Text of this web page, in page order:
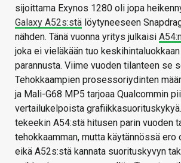
sijoittama Exynos 1280 oli jopa
Galaxy A52s:stä löytyneeseen
nähden. Tänä vuonna yritys julkaisi
joka ei vieläkään tuo
parannusta. Viime vuoden tilanteen se
Tehokkaampien prosessoriydinten
ja Mali-G68 MP5 tarjoaa Qualcommin
vertailukelpoista
tekeekin A54:stä hitusen parin vuoden
tehokkaamman, mutta käytännössä ero
eikä A52s:stä kannata suorituskyvyn